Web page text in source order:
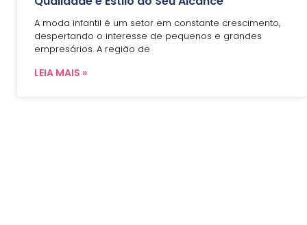
A moda infantil é um setor em constante crescimento,
despertando o interesse de pequenos e grandes
empresários. A região de
LEIA MAIS »